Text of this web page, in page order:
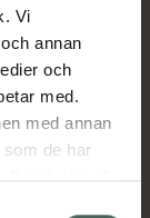
Vi
annan
och
med.
med annan
de har
Samtycke till